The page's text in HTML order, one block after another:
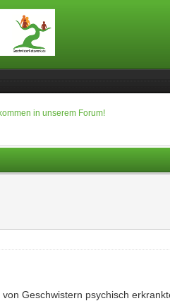
in unserem Forum!
Geschwistern psychisch